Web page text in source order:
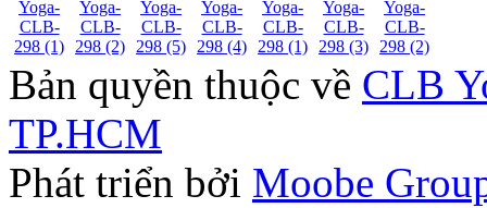
Bản quyền thuộc về CLB
TP.HCM
Phát triển bởi Moobe